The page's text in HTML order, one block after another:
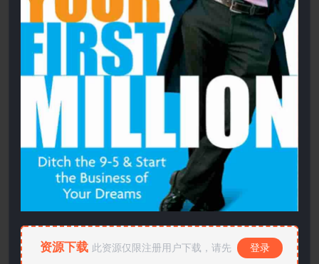
资源下载 此资源仅限注册用户下载，请先 登录